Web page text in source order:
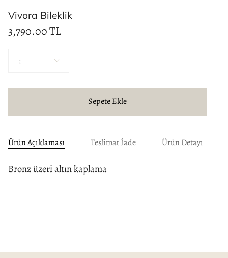
Vivora Bileklik
3,790.00 TL
1
Sepete Ekle
Ürün Açıklaması Teslimat İade Ürün Detayı
Bronz üzeri altın kaplama